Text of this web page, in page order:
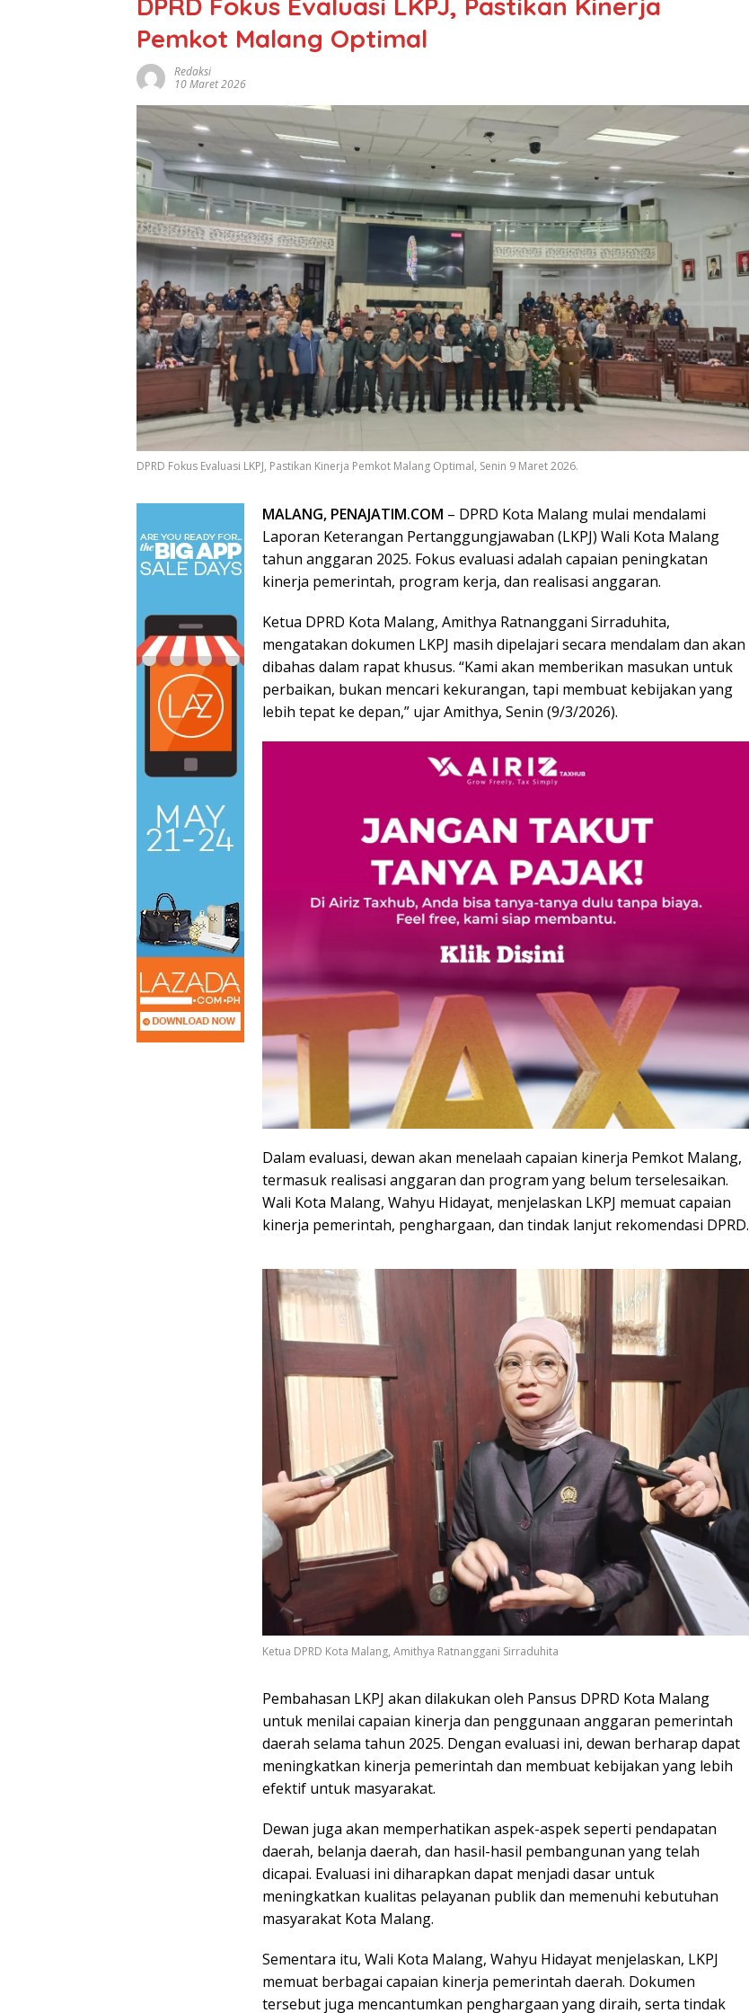
Pemkot Malang Optimal
Redaksi
10 Maret 2026
DPRD Fokus Evaluasi LKPJ, Pastikan Kinerja Pemkot Malang Optimal, Senin 9 Maret 2026.
MALANG, PENAJATIM.COM – DPRD Kota Malang mulai mendalami
Laporan Keterangan Pertanggungjawaban (LKPJ) Wali Kota Malang
tahun anggaran 2025. Fokus evaluasi adalah capaian peningkatan
kinerja pemerintah, program kerja, dan realisasi anggaran.
Ketua DPRD Kota Malang, Amithya Ratnanggani Sirraduhita,
mengatakan dokumen LKPJ masih dipelajari secara mendalam dan akan
dibahas dalam rapat khusus. “Kami akan memberikan masukan untuk
perbaikan, bukan mencari kekurangan, tapi membuat kebijakan yang
lebih tepat ke depan,” ujar Amithya, Senin (9/3/2026).
Dalam evaluasi, dewan akan menelaah capaian kinerja Pemkot Malang,
termasuk realisasi anggaran dan program yang belum terselesaikan.
Wali Kota Malang, Wahyu Hidayat, menjelaskan LKPJ memuat capaian
kinerja pemerintah, penghargaan, dan tindak lanjut rekomendasi DPRD.
Ketua DPRD Kota Malang, Amithya Ratnanggani Sirraduhita
Pembahasan LKPJ akan dilakukan oleh Pansus DPRD Kota Malang
untuk menilai capaian kinerja dan penggunaan anggaran pemerintah
daerah selama tahun 2025. Dengan evaluasi ini, dewan berharap dapat
meningkatkan kinerja pemerintah dan membuat kebijakan yang lebih
efektif untuk masyarakat.
Dewan juga akan memperhatikan aspek-aspek seperti pendapatan
daerah, belanja daerah, dan hasil-hasil pembangunan yang telah
dicapai. Evaluasi ini diharapkan dapat menjadi dasar untuk
meningkatkan kualitas pelayanan publik dan memenuhi kebutuhan
masyarakat Kota Malang.
Sementara itu, Wali Kota Malang, Wahyu Hidayat menjelaskan, LKPJ
memuat berbagai capaian kinerja pemerintah daerah. Dokumen
tersebut juga mencantumkan penghargaan yang diraih, serta tindak